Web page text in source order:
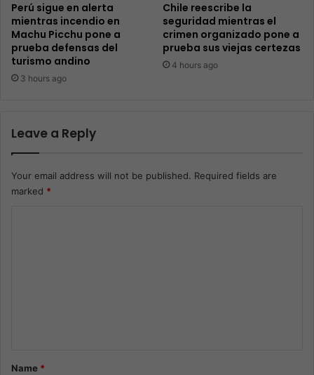
Perú sigue en alerta
mientras incendio en
Machu Picchu pone a
prueba defensas del
turismo andino
3 hours ago
Chile reescribe la
seguridad mientras el
crimen organizado pone a
prueba sus viejas certezas
4 hours ago
Leave a Reply
Your email address will not be published. Required fields are
marked *
*Name *